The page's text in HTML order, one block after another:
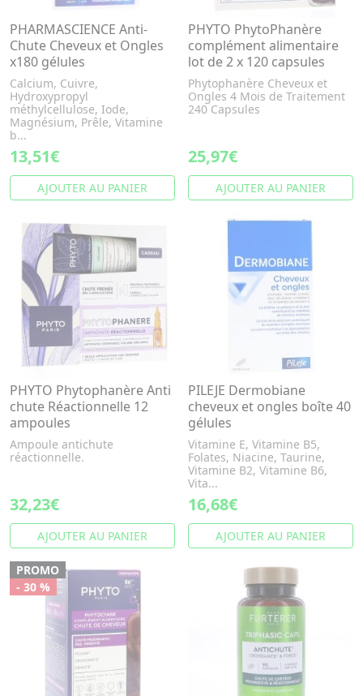
PHARMASCIENCE Anti-
Chute Cheveux et Ongles
x180 gélules
Calcium, Cuivre,
Hydroxypropyl
méthylcellulose, Iode,
Magnésium, Prêle, Vitamine
b...
13,51€
AJOUTER AU PANIER
PHYTO PhytoPhanère
complément alimentaire
lot de 2 x 120 capsules
Phytophanère Cheveux et
Ongles 4 Mois de Traitement
240 Capsules
25,97€
AJOUTER AU PANIER
PHYTO Phytophanère Anti
chute Réactionnelle 12
ampoules
Ampoule antichute
réactionnelle.
32,23€
AJOUTER AU PANIER
PILEJE Dermobiane
cheveux et ongles boîte 40
gélules
Vitamine E, Vitamine B5,
Folates, Niacine, Taurine,
Vitamine B2, Vitamine B6,
Vita...
16,68€
AJOUTER AU PANIER
PROMO
- 30 %